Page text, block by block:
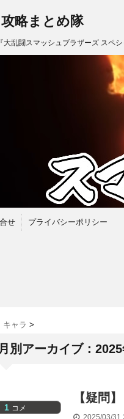
略まとめ隊
大乱闘スマッシュブラザーズ スペ
せ プライバシーポリシー
キャラ >
月別アーカイブ：
1 コメ
【疑問
2025/03/31